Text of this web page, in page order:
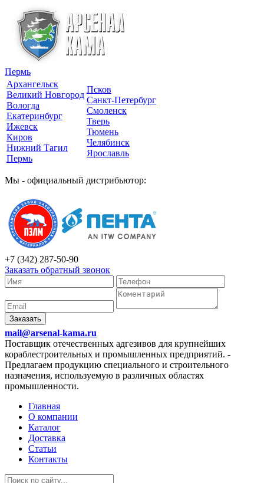
Пермь
Архангельск
Великий Новгород
Вологда
Екатеринбург
Ижевск
Киров
Нижний Тагил
Пермь
Псков
Санкт-Петербург
Смоленск
Тверь
Тюмень
Челябинск
Ярославль
Мы - официальный дистрибьютор:
+7 (342) 287-50-90
Заказать обратный звонок
Заказать
mail@arsenal-kama.ru
Поставщик отечественных адгезивов для крупнейших
кораблестроительных и промышленных предприятий. -
Предлагаем продукцию специального и строительного
назначения, используемую в различных областях
промышленности.
Главная
О компании
Каталог
Доставка
Статьи
Контакты